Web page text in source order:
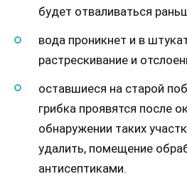
будет отваливаться
вода проникнет и в
растрескивание и
оставшиеся на старой
грибка проявятся после
обнаружении таких
удалить, помещение
антисептиками.